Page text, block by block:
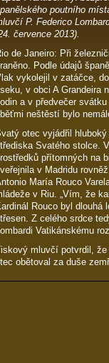
poutního
P. Federico
července 2013).
de Janeiro: Při
Podle údajů
vykolejil v zatáčce,
v obci A Grandeira
a v předvečer
neštěstí bylo
otec vyjádřil
Svatého stolce.
přítomných na
v Madridu
María Rouco
v Riu. „Vím, že
Rouco byl
Z celého srdce
Vatikánskému
mluvčí potvrdil,
obětoval za duše